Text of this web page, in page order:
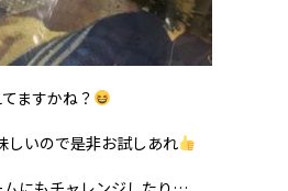
ますかね？
しいので是非お試しあれ